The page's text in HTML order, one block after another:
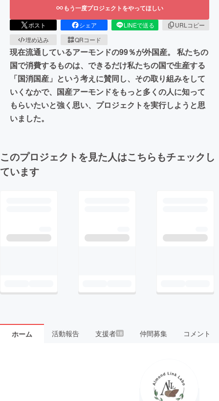
もう一度プロジェクトをやってほしい
ポスト シェア LINEで送る
URLコピー
埋め込み
QRコード
現在流通しているアーモンドの99％が外国産。 私たちの
国で消費するものは、できるだけ私たちの国で生産する
「国消国産」という考えに賛同し、その取り組みをして
いくなかで、国産アーモンドをもっと多くの人に知って
もらいたいと強く思い、プロジェクトを実行しようと思
いました。
このプロジェクトを見た人はこちらもチェックし
ています
ホーム 活動報告 支援者 18 仲間募集 コメント